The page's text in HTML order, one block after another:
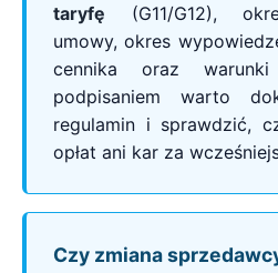
taryfę (G11/G12),
umowy, okres
cennika oraz
podpisaniem warto
regulamin i sprawdzić,
opłat ani kar za
Czy zmiana